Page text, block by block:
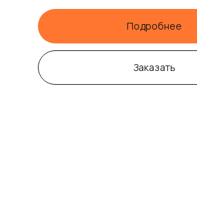
Подробнее
Заказать